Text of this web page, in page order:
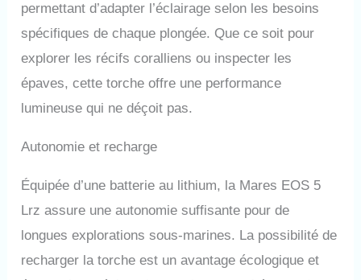
182mm. Poignée tubulaire
ergonomique pour utilisation
d'une seule main, sangle de
poignet réglable incluse.
Système de contrôle
thermique pour usage hors de
l'eau. ÉTUI MATELASSÉ
matériau très résistant pour
transport et stockage
sécurisés. Interrupteur
magnétique étanche
empêchant toute infiltration
d'eau. Design intuitif et sûr
permettant d’adapter l’éclairage selon les besoins
spécifiques de chaque plongée. Que ce soit pour
explorer les récifs coralliens ou inspecter les
épaves, cette torche offre une performance
lumineuse qui ne déçoit pas.
Autonomie et recharge
Équipée d’une batterie au lithium, la Mares EOS 5
Lrz assure une autonomie suffisante pour de
longues explorations sous-marines. La possibilité de
recharger la torche est un avantage écologique et